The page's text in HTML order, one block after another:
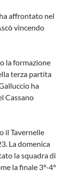
affrontato nel
vincendo
la formazione
terza partita
ha
Cassano
il Tavernelle
La domenica
la squadra di
la finale 3°-4°